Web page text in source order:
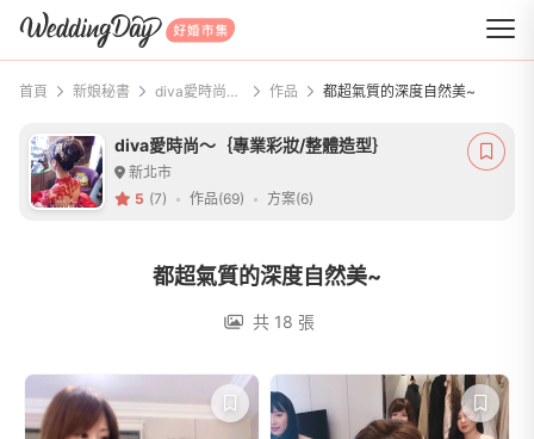
WeddingDay 好婚市集
首頁 新娘秘書 diva愛時尚～｛專業彩妝/整體造型｝ 作品 都超氣質的深度自然美~
diva愛時尚～｛專業彩妝/整體造型｝
新北市
5 (7) 作品(69) 方案(6)
都超氣質的深度自然美~
共 18 張